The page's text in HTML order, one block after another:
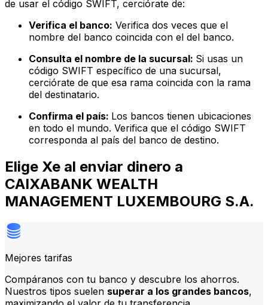
de usar el código SWIFT, cerciórate de:
Verifica el banco: Verifica dos veces que el
nombre del banco coincida con el del banco.
Consulta el nombre de la sucursal: Si usas un
código SWIFT específico de una sucursal,
cerciórate de que esa rama coincida con la rama
del destinatario.
Confirma el país: Los bancos tienen ubicaciones
en todo el mundo. Verifica que el código SWIFT
corresponda al país del banco de destino.
Elige Xe al enviar dinero a
CAIXABANK WEALTH
MANAGEMENT LUXEMBOURG S.A.
Mejores tarifas
Compáranos con tu banco y descubre los ahorros.
Nuestros tipos suelen superar a los grandes bancos,